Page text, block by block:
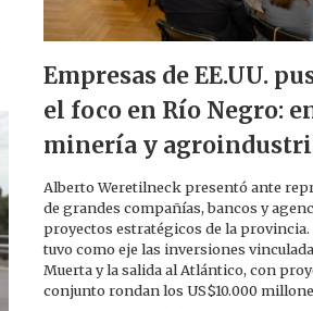
Empresas de EE.UU.
el foco en Río Negro:
minería y
Alberto Weretilneck presentó ante
de grandes compañías, bancos y
proyectos estratégicos de la provincia.
tuvo como eje las inversiones
Muerta y la salida al Atlántico, con
conjunto rondan los US$10.000